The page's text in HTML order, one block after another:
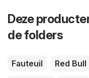
Deze
de folders
Fauteuil Red Bull